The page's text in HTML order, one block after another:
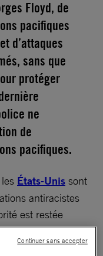
Floyd, de
pacifiques
d’attaques
sans que
protéger
ne
de
pacifiques.
États-Unis sont
antiracistes
est restée
nous avons
violents
Continuer sans accepter